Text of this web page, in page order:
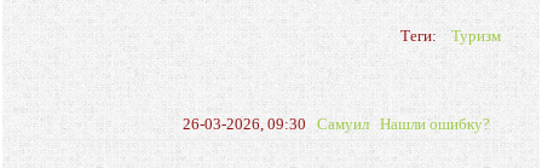
Теги: Туризм
26-03-2026, 09:30 Самуил Нашли ошибку?